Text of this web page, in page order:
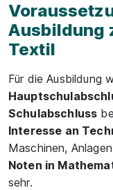
Ausbildung
Textil
Für die Ausbildung
Schulabschluss
Interesse an
Maschinen,
Noten in
sehr.